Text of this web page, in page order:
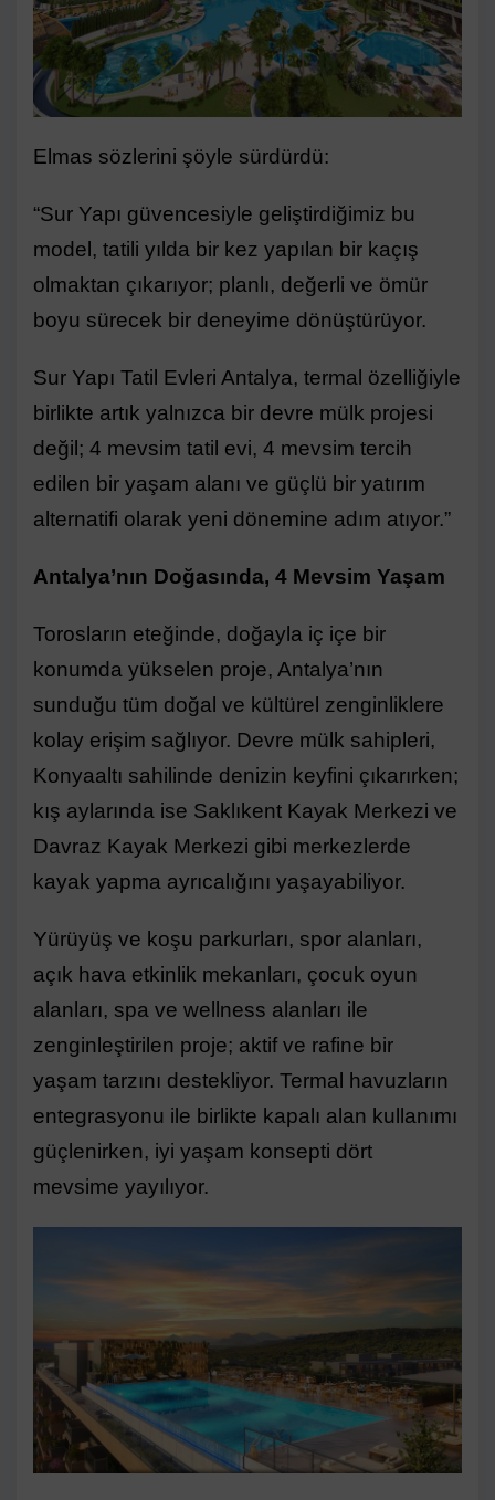
Elmas sözlerini şöyle sürdürdü:
“Sur Yapı güvencesiyle geliştirdiğimiz bu
model, tatili yılda bir kez yapılan bir kaçış
olmaktan çıkarıyor; planlı, değerli ve ömür
boyu sürecek bir deneyime dönüştürüyor.
Sur Yapı Tatil Evleri Antalya, termal özelliğiyle
birlikte artık yalnızca bir devre mülk projesi
değil; 4 mevsim tatil evi, 4 mevsim tercih
edilen bir yaşam alanı ve güçlü bir yatırım
alternatifi olarak yeni dönemine adım atıyor.”
Antalya’nın Doğasında, 4 Mevsim Yaşam
Torosların eteğinde, doğayla iç içe bir
konumda yükselen proje, Antalya’nın
sunduğu tüm doğal ve kültürel zenginliklere
kolay erişim sağlıyor. Devre mülk sahipleri,
Konyaaltı sahilinde denizin keyfini çıkarırken;
kış aylarında ise Saklıkent Kayak Merkezi ve
Davraz Kayak Merkezi gibi merkezlerde
kayak yapma ayrıcalığını yaşayabiliyor.
Yürüyüş ve koşu parkurları, spor alanları,
açık hava etkinlik mekanları, çocuk oyun
alanları, spa ve wellness alanları ile
zenginleştirilen proje; aktif ve rafine bir
yaşam tarzını destekliyor. Termal havuzların
entegrasyonu ile birlikte kapalı alan kullanımı
güçlenirken, iyi yaşam konsepti dört
mevsime yayılıyor.